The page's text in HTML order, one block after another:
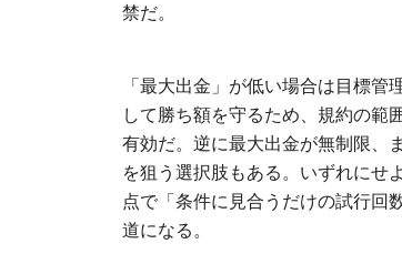
禁だ。
「最大出金」が低い場合は目標
して勝ち額を守るため、規約の範
有効だ。逆に最大出金が無制限、
を狙う選択肢もある。いずれにせよ
点で「条件に見合うだけの試行回
道になる。